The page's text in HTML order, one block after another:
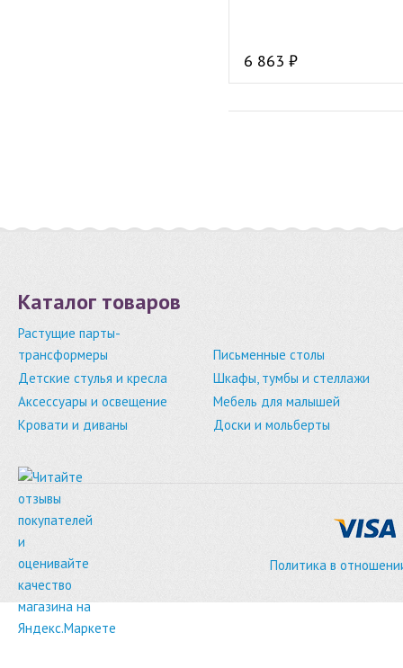
6 863 ₽
Каталог товаров
Растущие парты-
трансформеры
Письменные столы
Детские стулья и кресла
Шкафы, тумбы и стеллажи
Аксессуары и освещение
Мебель для малышей
Кровати и диваны
Доски и мольберты
Политика в